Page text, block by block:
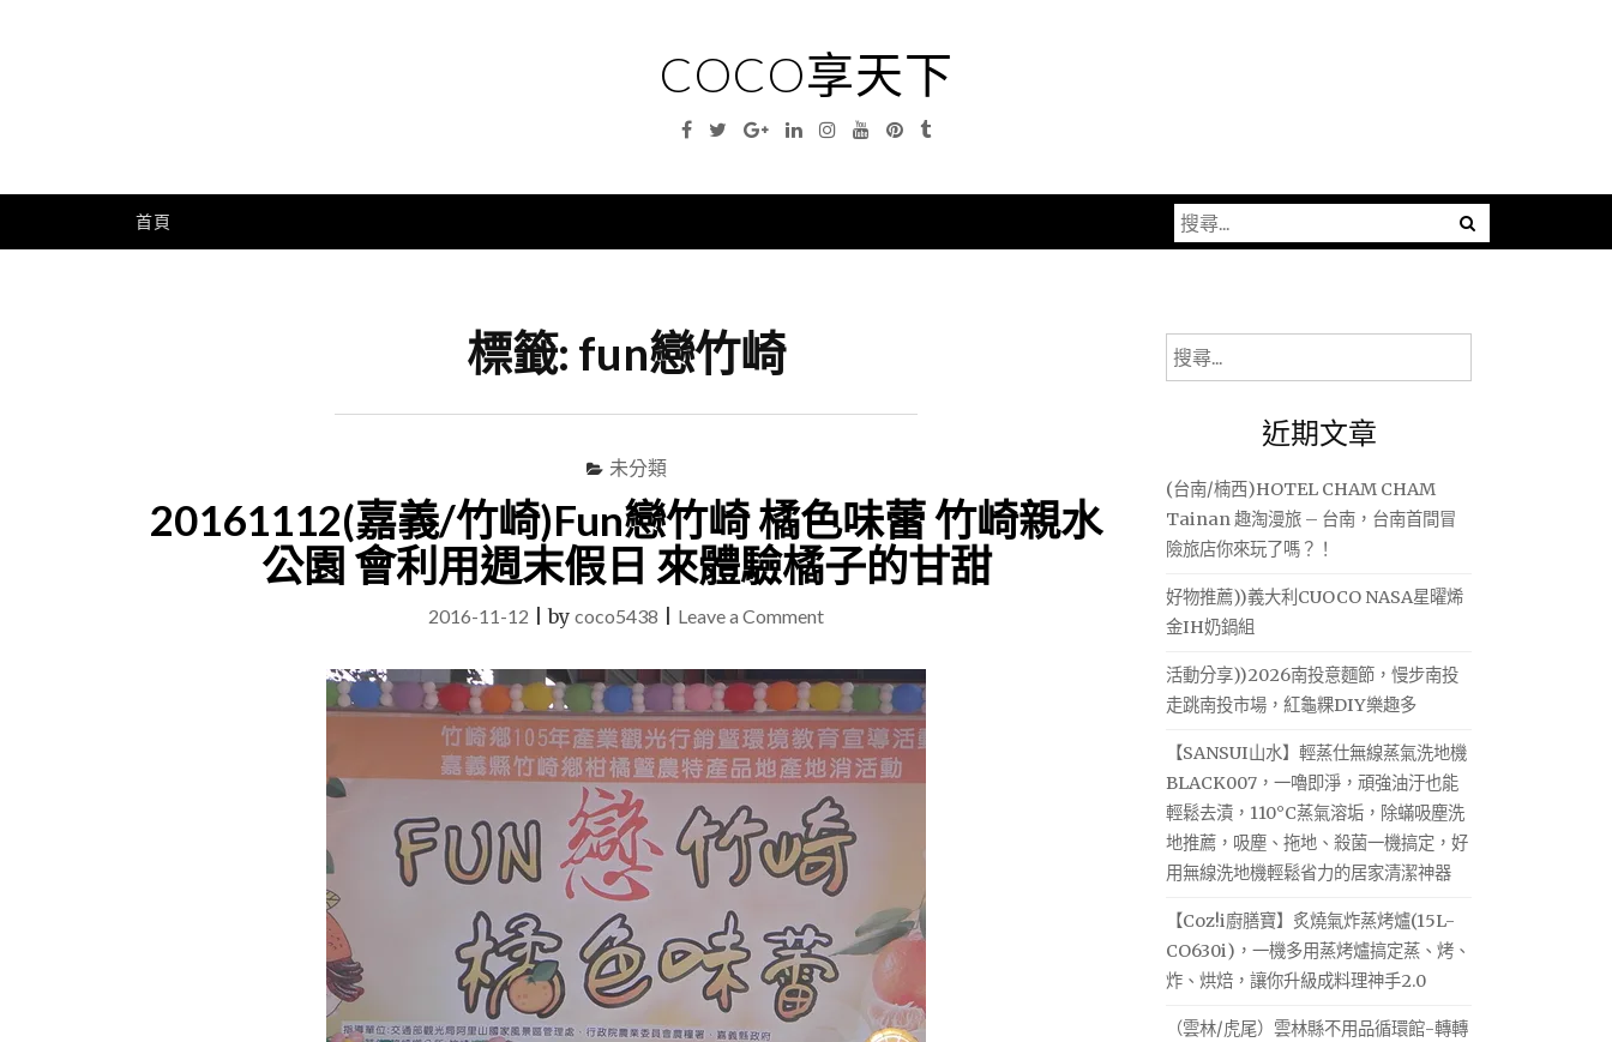
COCO享天下
Facebook
TwitterGoogleLinkedinInstagramYouTubePinterest
Tumblr
首頁
搜
尋
字:
標籤: fun戀竹崎
未分類
20161112(嘉義/竹崎)Fun戀竹崎 橘色味蕾 竹崎親水
公園 會利用週末假日 來體驗橘子的甘甜
2016-11-12 |by coco5438 Leave a Commenton
義/
竹
崎)Fun
戀
竹
崎
橘
味
蕾
搜
尋
近期文章
(台南/楠西)HOTEL CHAM CHAM
Tainan 趣淘漫旅 – 台南，台南首間冒
險旅店你來玩了嗎？！
好物推薦))義大利CUOCO NASA星曜烯
金IH奶鍋組
活動分享))2026南投意麵節，慢步南投
走跳南投市場，紅龜粿DIY樂趣多
【SANSUI山水】輕蒸仕無線蒸氣洗地機
BLACK007，一嚕即淨，頑強油汙也能
輕鬆去漬，110°C蒸氣溶垢，除蟎吸塵洗
地推薦，吸塵、拖地、殺菌一機搞定，好
用無線洗地機輕鬆省力的居家清潔神器
【Coz!i廚膳寶】炙燒氣炸蒸烤爐(15L-
CO630i)，一機多用蒸烤爐搞定蒸、烤、
炸、烘焙，讓你升級成料理神手2.0
（雲林/虎尾）雲林縣不用品循環館-轉轉